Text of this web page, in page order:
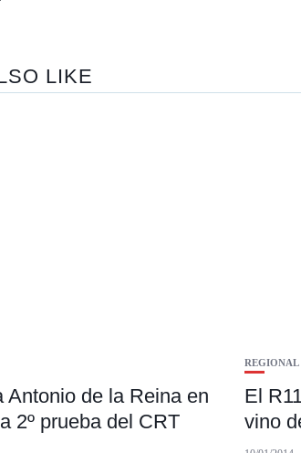
LIKE
Antonio de la Reina en
2º prueba del CRT
REGIONAL
El
vino